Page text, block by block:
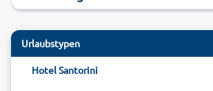
Urlaubstypen
Hotel Santorini